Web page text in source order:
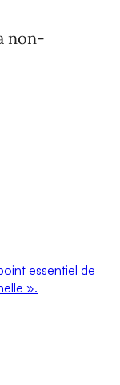
non-
essentiel de
».